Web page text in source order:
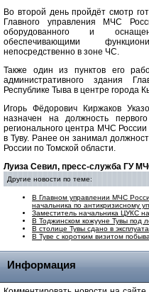
Во второй день пройдёт смотр
Главного управления МЧС
оборудованного и
обеспечивающими
непосредственно в зоне ЧС.
Также один из пунктов его
административного здания
Республике Тыва в центре города
Игорь Фёдорович Киржаков
назначен на должность
регионального центра МЧС
в Туву. Ранее он занимал
России по Томской области.
Луиза Севил, пресс-служба ГУ
Другие новости по теме:
В Главном управлении МЧС
начальника по антикризисному
Заместитель начальника ЦУКС
В Тоджинском кожууне Тувы под
В столице Тувы сдано в
В Туве с коротким визитом
Информация